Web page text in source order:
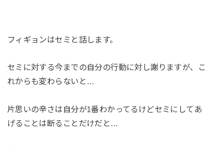
フィギョンはセミと話します。
セミに対する今までの自分の行動に対し謝りますが、こ
れからも変わらないと…
片思いの辛さは自分が1番わかってるけどセミにしてあ
げることは断ることだけだと…